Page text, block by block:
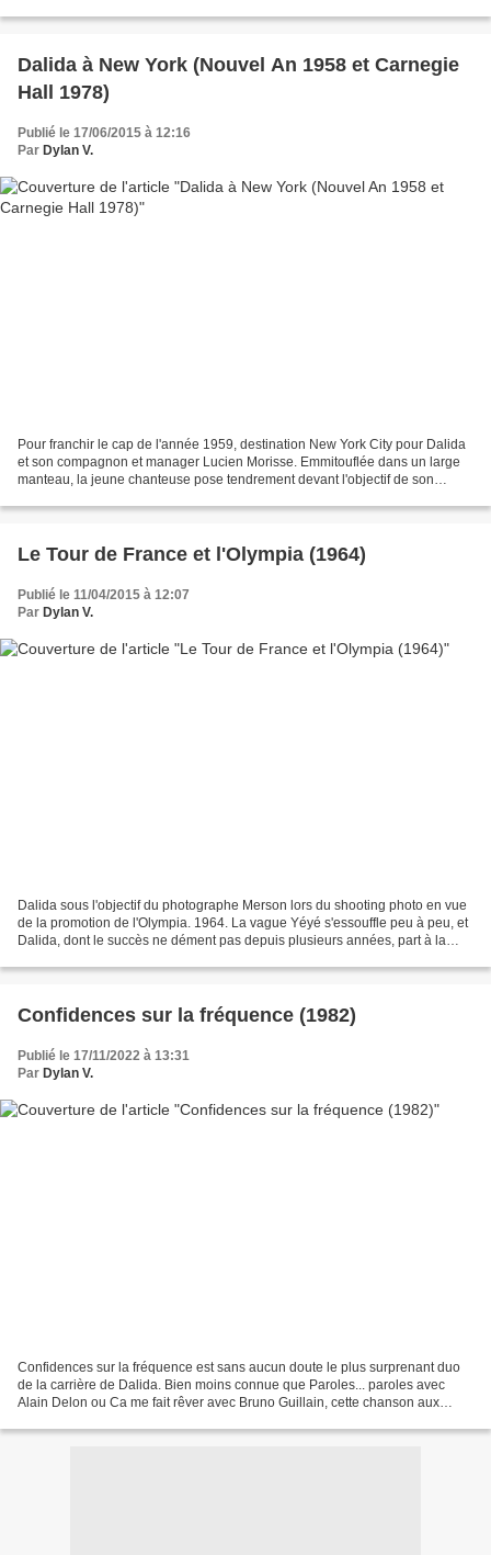
Dalida à New York (Nouvel An 1958 et Carnegie
Hall 1978)
Publié le 17/06/2015 à 12:16
Par Dylan V.
Pour franchir le cap de l'année 1959, destination New York City pour Dalida
et son compagnon et manager Lucien Morisse. Emmitouflée dans un large
manteau, la jeune chanteuse pose tendrement devant l'objectif de son
Le Tour de France et l'Olympia (1964)
Publié le 11/04/2015 à 12:07
Par Dylan V.
Dalida sous l'objectif du photographe Merson lors du shooting photo en vue
de la promotion de l'Olympia. 1964. La vague Yéyé s'essouffle peu à peu, et
Dalida, dont le succès ne dément pas depuis plusieurs années, part à la
Confidences sur la fréquence (1982)
Publié le 17/11/2022 à 13:31
Par Dylan V.
Confidences sur la fréquence est sans aucun doute le plus surprenant duo
de la carrière de Dalida. Bien moins connue que Paroles... paroles avec
Alain Delon ou Ca me fait rêver avec Bruno Guillain, cette chanson aux